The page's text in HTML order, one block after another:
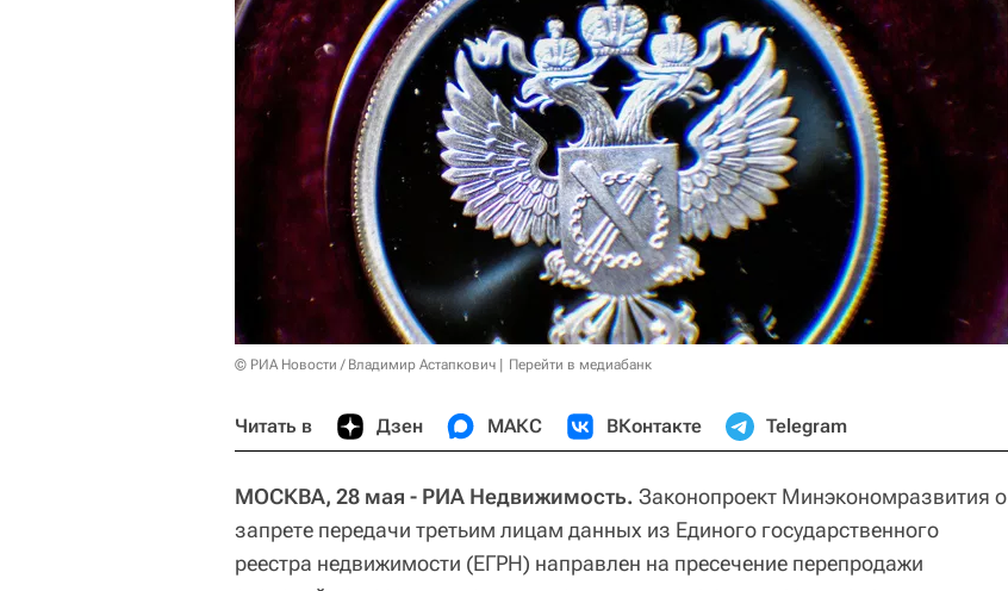
© РИА Новости / Владимир Астапкович Перейти в медиабанк
Читать в Дзен МАКС ВКонтакте Telegram
МОСКВА, 28 мая - РИА Недвижимость. Законопроект Минэкономразвития о
запрете передачи третьим лицам данных из Единого государственного
реестра недвижимости (ЕГРН) направлен на пресечение перепродажи